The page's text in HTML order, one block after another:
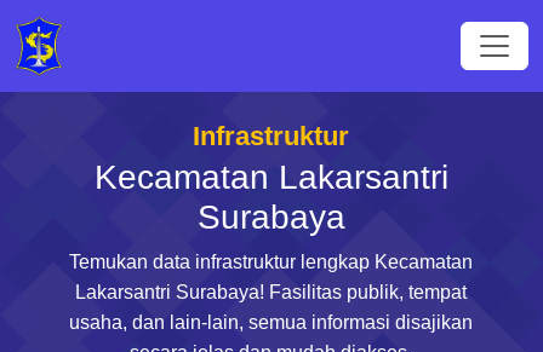
Infrastruktur
Kecamatan Lakarsantri
Surabaya
Temukan data infrastruktur lengkap Kecamatan
Lakarsantri Surabaya! Fasilitas publik, tempat
usaha, dan lain-lain, semua informasi disajikan